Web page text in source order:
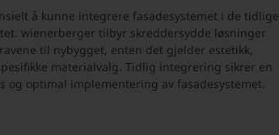
å kunne integrere fasadesystemet i de tidlige
wienerberger tilbyr skreddersydde løsninger
til nybygget, enten det gjelder estetikk,
materialvalg. Tidlig integrering sikrer en
og optimal implementering av fasadesystemet.